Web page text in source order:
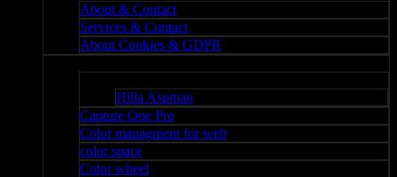
About & Contact
Services & Contact
About Cookies & GDPR
Hilla Aspman
Capture One Pro
Color managment for web
color space
Color wheel